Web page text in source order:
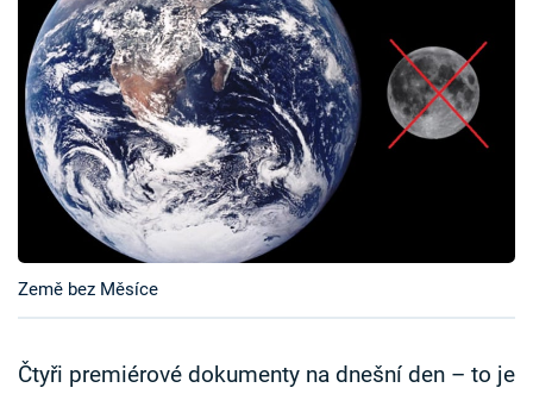
Témata
Pořady
TV Program
Časopis
Sledujte prima+
Země bez Měsíce
Čtyři premiérové dokumenty na dnešní den – to je